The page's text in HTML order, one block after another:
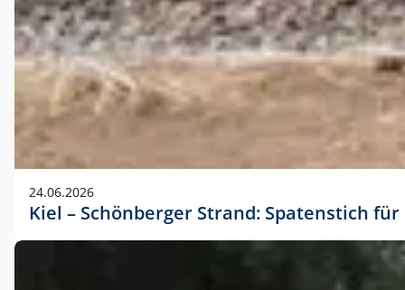
24.06.2026
Kiel – Schönberger Strand: Spatenstich